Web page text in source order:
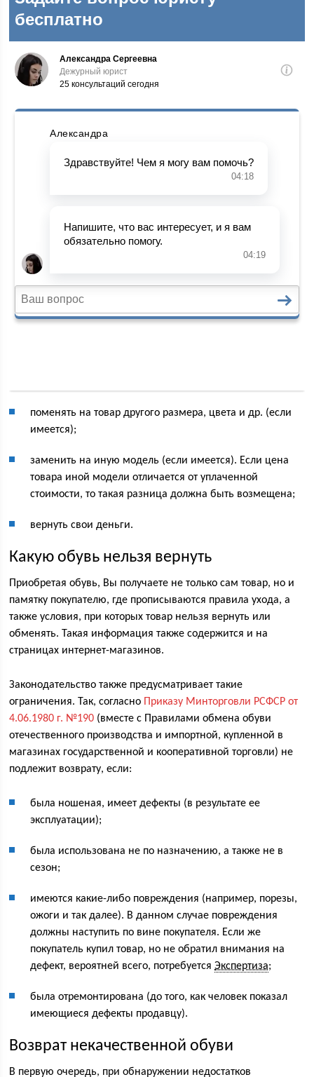
поменять на товар другого размера, цвета и др. (если
имеется);
заменить на иную модель (если имеется). Если цена
товара иной модели отличается от уплаченной
стоимости, то такая разница должна быть возмещена;
вернуть свои деньги.
Какую обувь нельзя вернуть
Приобретая обувь, Вы получаете не только сам товар, но и
памятку покупателю, где прописываются правила ухода, а
также условия, при которых товар нельзя вернуть или
обменять. Такая информация также содержится и на
страницах интернет-магазинов.
Законодательство также предусматривает такие
ограничения. Так, согласно
Приказу Минторговли РСФСР от
4.06.1980 г. №190 (вместе с Правилами обмена обуви
отечественного производства и импортной, купленной в
магазинах государственной и кооперативной торговли) не
подлежит возврату, если:
была ношеная, имеет дефекты (в результате ее
эксплуатации);
была использована не по назначению, а также не в
сезон;
имеются какие-либо повреждения (например, порезы,
ожоги и так далее). В данном случае повреждения
должны наступить по вине покупателя. Если же
покупатель купил товар, но не обратил внимания на
дефект, вероятней всего, потребуетсяЭкспертиза;
была отремонтирована (до того, как человек показал
имеющиеся дефекты продавцу).
Возврат некачественной обуви
В первую очередь, при обнаружении недостатков